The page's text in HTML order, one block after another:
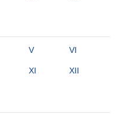
V VI
XI XII